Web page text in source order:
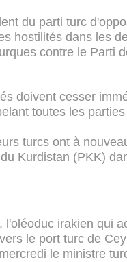
du parti turc
hostilités dans les
contre le Parti
doivent cesser
toutes les
turcs ont à
Kurdistan (PKK)
l'oléoduc irakien qui
le port turc de
le ministre